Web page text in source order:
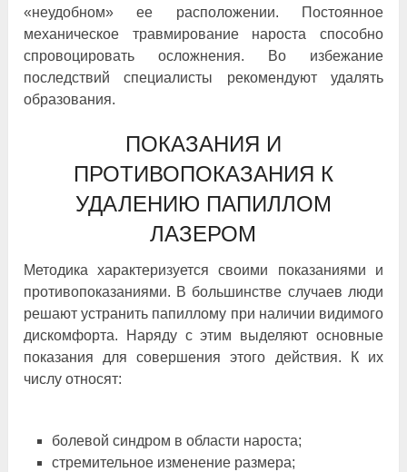
«неудобном» ее расположении. Постоянное
механическое травмирование нароста способно
спровоцировать осложнения. Во избежание
последствий специалисты рекомендуют удалять
образования.
ПОКАЗАНИЯ И
ПРОТИВОПОКАЗАНИЯ К
УДАЛЕНИЮ ПАПИЛЛОМ
ЛАЗЕРОМ
Методика характеризуется своими показаниями и
противопоказаниями. В большинстве случаев люди
решают устранить папиллому при наличии видимого
дискомфорта. Наряду с этим выделяют основные
показания для совершения этого действия. К их
числу относят:
болевой синдром в области нароста;
стремительное изменение размера;